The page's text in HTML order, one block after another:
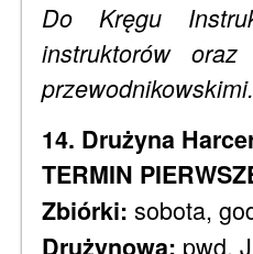
Do Kręgu
instruktorów
przewodnikowskimi.
14. Drużyna
TERMIN
Zbiórki: sobota,
Drużynowa: pwd.